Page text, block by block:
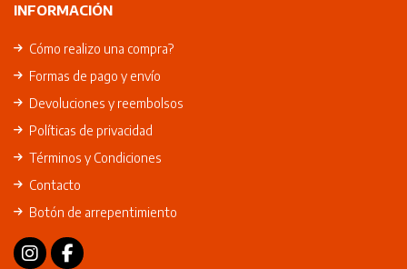
INFORMACIÓN
Cómo realizo una compra?
Formas de pago y envío
Devoluciones y reembolsos
Políticas de privacidad
Términos y Condiciones
Contacto
Botón de arrepentimiento